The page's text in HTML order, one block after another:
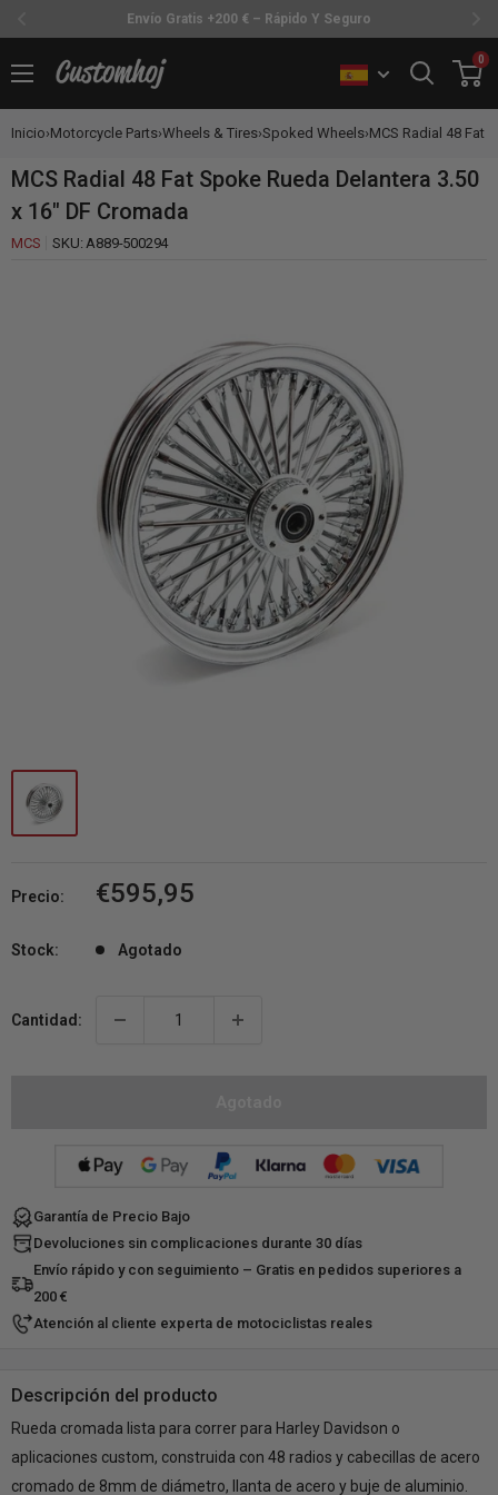
Envío Gratis +200 € – Rápido Y Seguro
directamente
al
contenido
Customhoj
0
Inicio›Motorcycle Parts›Wheels & Tires›Spoked Wheels›MCS Radial 48 Fat
MCS Radial 48 Fat Spoke Rueda Delantera 3.50
x 16" DF Cromada
MCS SKU:A889-500294
Precio:
Precio
venta
€595,95
Stock: Agotado
Cantidad:
Garantía de Precio Bajo
Devoluciones sin complicaciones durante 30 días
Envío rápido y con seguimiento – Gratis en pedidos superiores a
200 €
Atención al cliente experta de motociclistas reales
Descripción del producto
Rueda cromada lista para correr para Harley Davidson o
aplicaciones custom, construida con 48 radios y cabecillas de acero
cromado de 8mm de diámetro, llanta de acero y buje de aluminio.